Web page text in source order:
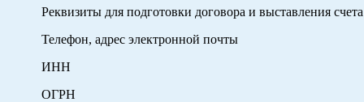
Реквизиты для подготовки договора и выставления счета
Телефон, адрес электронной почты
ИНН
ОГРН